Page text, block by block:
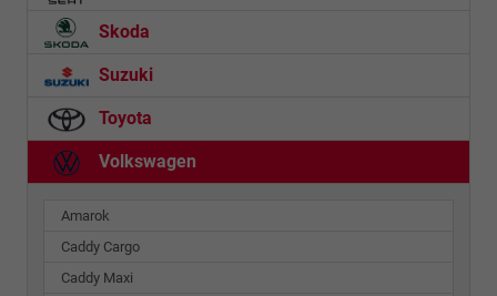
Skoda
Suzuki
Toyota
Volkswagen
Amarok
Caddy Cargo
Caddy Maxi